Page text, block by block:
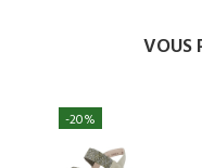
VOUS
-20%